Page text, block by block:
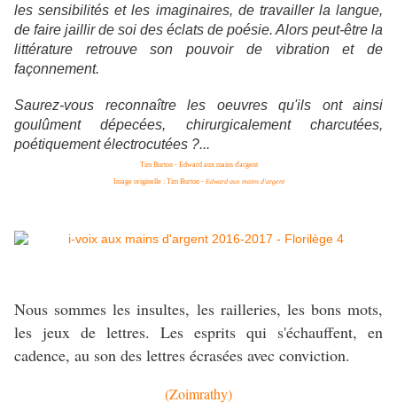
les sensibilités et les imaginaires, de travailler la langue,
de faire jaillir de soi des éclats de poésie. Alors peut-être la
littérature retrouve son pouvoir de vibration et de
façonnement.
Saurez-vous reconnaître les oeuvres qu'ils ont ainsi
goulûment dépecées, chirurgicalement
charcutées,
poétiquement électrocutées ?...
Tim Burton - Edward aux mains d'argent
Image originelle : Tim Burton - Edward aux mains d'argent
Nous sommes les insultes, les railleries, les bons mots,
les jeux de lettres. Les esprits qui s'échauffent, en
cadence, au son des lettres écrasées avec conviction.
(Zoimrathy)